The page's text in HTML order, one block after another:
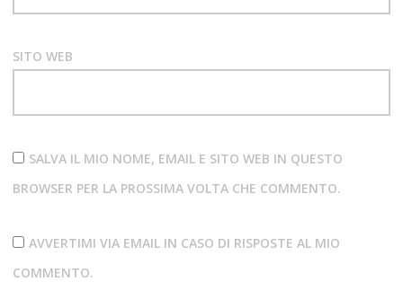
SITO WEB
SALVA IL MIO NOME, EMAIL E SITO WEB IN QUESTO
BROWSER PER LA PROSSIMA VOLTA CHE COMMENTO.
AVVERTIMI VIA EMAIL IN CASO DI RISPOSTE AL MIO
COMMENTO.